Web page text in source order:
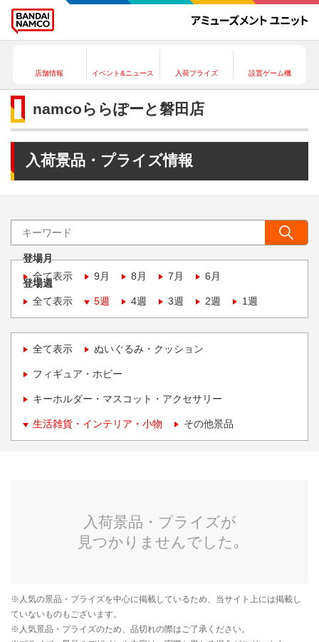
店舗情報 イベント&ニュース 入荷プライズ 設置ゲーム機
namcoららぽーと磐田店
入荷景品・プライズ情報
登場月
全て表示
9月 8月 7月 6月
登場週
全て表示
5週 4週 3週 2週 1週
全て表示 ぬいぐるみ・クッション
フィギュア・ホビー
キーホルダー・マスコット・アクセサリー
生活雑貨・インテリア・小物 その他景品